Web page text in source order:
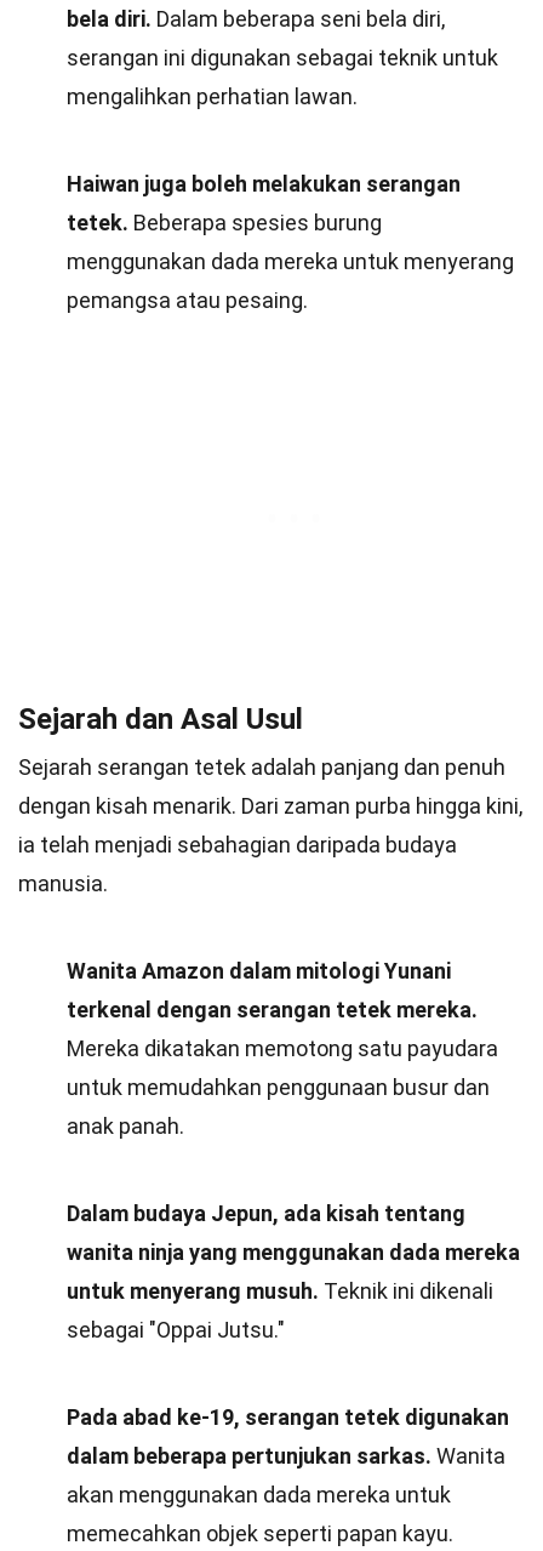
bela diri. Dalam beberapa seni bela diri,
serangan ini digunakan sebagai teknik untuk
mengalihkan perhatian lawan.
Haiwan juga boleh melakukan serangan
tetek. Beberapa spesies burung
menggunakan dada mereka untuk menyerang
pemangsa atau pesaing.
Sejarah dan Asal Usul
Sejarah serangan tetek adalah panjang dan penuh
dengan kisah menarik. Dari zaman purba hingga kini,
ia telah menjadi sebahagian daripada budaya
manusia.
Wanita Amazon dalam mitologi Yunani
terkenal dengan serangan tetek mereka.
Mereka dikatakan memotong satu payudara
untuk memudahkan penggunaan busur dan
anak panah.
Dalam budaya Jepun, ada kisah tentang
wanita ninja yang menggunakan dada mereka
untuk menyerang musuh. Teknik ini dikenali
sebagai "Oppai Jutsu."
Pada abad ke-19, serangan tetek digunakan
dalam beberapa pertunjukan sarkas. Wanita
akan menggunakan dada mereka untuk
memecahkan objek seperti papan kayu.